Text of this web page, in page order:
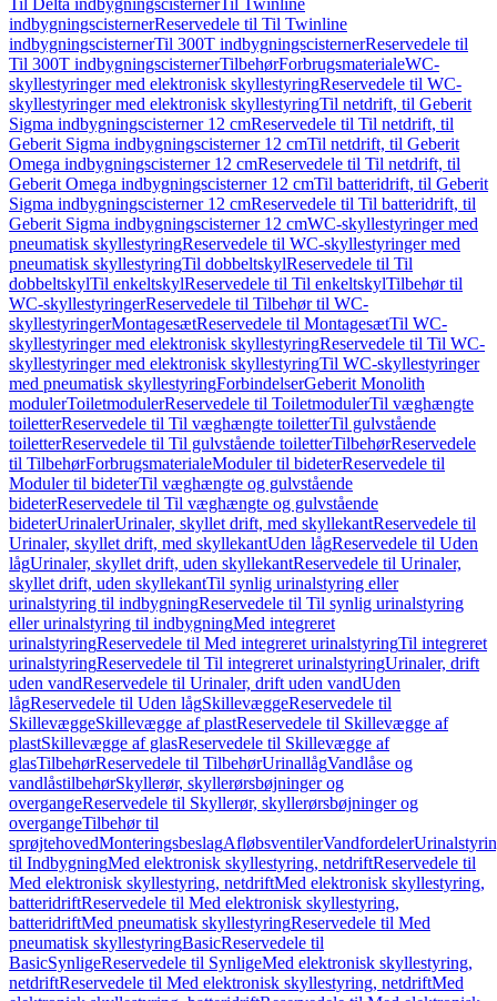
Til Delta indbygningscisternerTil Twinline
indbygningscisternerReservedele til Til Twinline
indbygningscisternerTil 300T indbygningscisternerReservedele til
Til 300T indbygningscisternerTilbehørForbrugsmaterialeWC-
skyllestyringer med elektronisk skyllestyringReservedele til WC-
skyllestyringer med elektronisk skyllestyringTil netdrift, til Geberit
Sigma indbygningscisterner 12 cmReservedele til Til netdrift, til
Geberit Sigma indbygningscisterner 12 cmTil netdrift, til Geberit
Omega indbygningscisterner 12 cmReservedele til Til netdrift, til
Geberit Omega indbygningscisterner 12 cmTil batteridrift, til Geberit
Sigma indbygningscisterner 12 cmReservedele til Til batteridrift, til
Geberit Sigma indbygningscisterner 12 cmWC-skyllestyringer med
pneumatisk skyllestyringReservedele til WC-skyllestyringer med
pneumatisk skyllestyringTil dobbeltskylReservedele til Til
dobbeltskylTil enkeltskylReservedele til Til enkeltskylTilbehør til
WC-skyllestyringerReservedele til Tilbehør til WC-
skyllestyringerMontagesætReservedele til MontagesætTil WC-
skyllestyringer med elektronisk skyllestyringReservedele til Til WC-
skyllestyringer med elektronisk skyllestyringTil WC-skyllestyringer
med pneumatisk skyllestyringForbindelserGeberit Monolith
modulerToiletmodulerReservedele til ToiletmodulerTil væghængte
toiletterReservedele til Til væghængte toiletterTil gulvstående
toiletterReservedele til Til gulvstående toiletterTilbehørReservedele
til TilbehørForbrugsmaterialeModuler til bideterReservedele til
Moduler til bideterTil væghængte og gulvstående
bideterReservedele til Til væghængte og gulvstående
bideterUrinalerUrinaler, skyllet drift, med skyllekantReservedele til
Urinaler, skyllet drift, med skyllekantUden lågReservedele til Uden
lågUrinaler, skyllet drift, uden skyllekantReservedele til Urinaler,
skyllet drift, uden skyllekantTil synlig urinalstyring eller
urinalstyring til indbygningReservedele til Til synlig urinalstyring
eller urinalstyring til indbygningMed integreret
urinalstyringReservedele til Med integreret urinalstyringTil integreret
urinalstyringReservedele til Til integreret urinalstyringUrinaler, drift
uden vandReservedele til Urinaler, drift uden vandUden
lågReservedele til Uden lågSkillevæggeReservedele til
SkillevæggeSkillevægge af plastReservedele til Skillevægge af
plastSkillevægge af glasReservedele til Skillevægge af
glasTilbehørReservedele til TilbehørUrinallågVandlåse og
vandlåstilbehørSkyllerør, skyllerørsbøjninger og
overgangeReservedele til Skyllerør, skyllerørsbøjninger og
overgangeTilbehør til
sprøjtehovedMonteringsbeslagAfløbsventilerVandfordeler
til IndbygningMed elektronisk skyllestyring, netdriftReservedele til
Med elektronisk skyllestyring, netdriftMed elektronisk skyllestyring,
batteridriftReservedele til Med elektronisk skyllestyring,
batteridriftMed pneumatisk skyllestyringReservedele til Med
pneumatisk skyllestyringBasicReservedele til
BasicSynligeReservedele til SynligeMed elektronisk skyllestyring,
netdriftReservedele til Med elektronisk skyllestyring, netdriftMed